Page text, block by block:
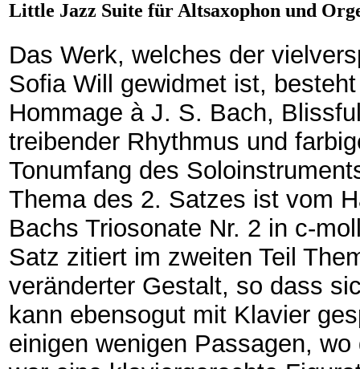
Little Jazz Suite für Altsaxophon und
Das Werk, welches der
Sofia Will gewidmet ist,
Hommage à J. S. Bach,
treibender Rhythmus und
Tonumfang des
Thema des 2. Satzes ist vom
Bachs Triosonate Nr. 2 in c-
Satz zitiert im zweiten Teil
veränderter Gestalt, so dass
kann ebensogut mit Klavier
einigen wenigen Passagen,